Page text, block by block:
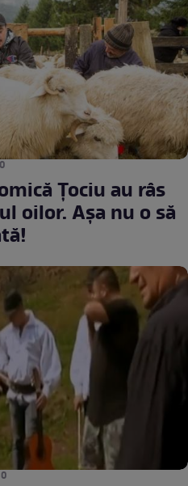
Țociu au râs
oilor. Aşa nu o să